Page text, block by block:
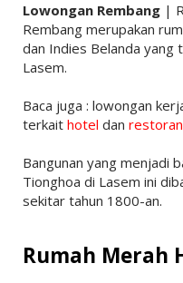
Lowongan Rembang|
Rembang merupakan
dan Indies Belanda yang
Lasem.
Baca juga : lowongan
terkait hotel dan restoran
Bangunan yang menjadi
Tionghoa di Lasem ini
sekitar tahun 1800-an.
Rumah Merah